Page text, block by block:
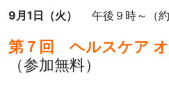
9月1日（火） 午後９時～（
第７回 ヘルスケア
（参加無料）